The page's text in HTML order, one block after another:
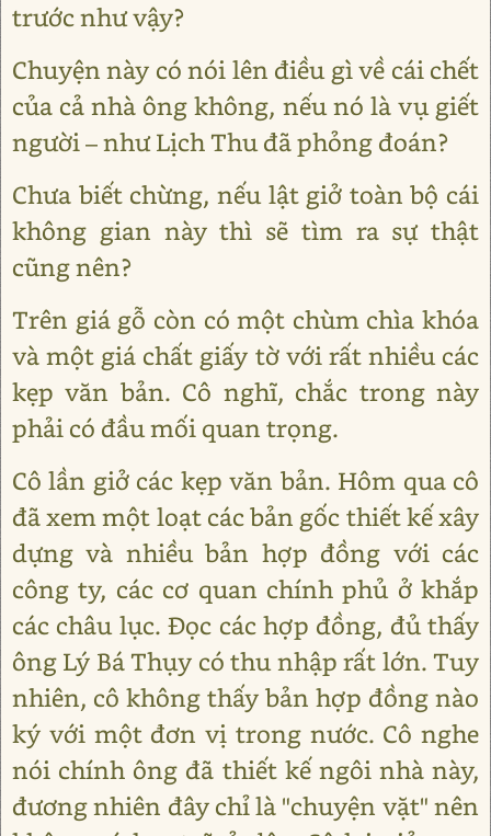
trước như vậy?
Chuyện này có nói lên điều gì về cái chết
của cả nhà ông không, nếu nó là vụ giết
người – như Lịch Thu đã phỏng đoán?
Chưa biết chừng, nếu lật giở toàn bộ cái
không gian này thì sẽ tìm ra sự thật
cũng nên?
Trên giá gỗ còn có một chùm chìa khóa
và một giá chất giấy tờ với rất nhiều các
kẹp văn bản. Cô nghĩ, chắc trong này
phải có đầu mối quan trọng.
Cô lần giở các kẹp văn bản. Hôm qua cô
đã xem một loạt các bản gốc thiết kế xây
dựng và nhiều bản hợp đồng với các
công ty, các cơ quan chính phủ ở khắp
các châu lục. Đọc các hợp đồng, đủ thấy
ông Lý Bá Thụy có thu nhập rất lớn. Tuy
nhiên, cô không thấy bản hợp đồng nào
ký với một đơn vị trong nước. Cô nghe
nói chính ông đã thiết kế ngôi nhà này,
đương nhiên đây chỉ là "chuyện vặt" nên